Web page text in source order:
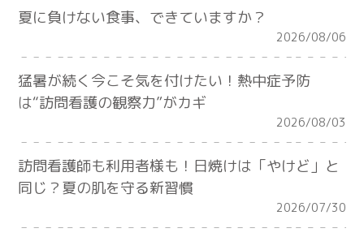
夏に負けない食事、できていますか？
2026/08/06
猛暑が続く今こそ気を付けたい！熱中症予防
は“訪問看護の観察力”がカギ
2026/08/03
訪問看護師も利用者様も！日焼けは「やけど」と
同じ？夏の肌を守る新習慣
2026/07/30